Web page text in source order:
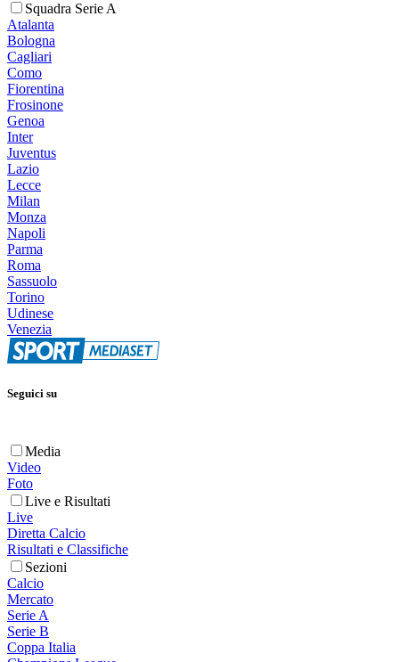
Squadra Serie A
Atalanta
Bologna
Cagliari
Como
Fiorentina
Frosinone
Genoa
Inter
Juventus
Lazio
Lecce
Milan
Monza
Napoli
Parma
Roma
Sassuolo
Torino
Udinese
Venezia
Seguici su
Media
Video
Foto
Live e Risultati
Live
Diretta Calcio
Risultati e Classifiche
Sezioni
Calcio
Mercato
Serie A
Serie B
Coppa Italia